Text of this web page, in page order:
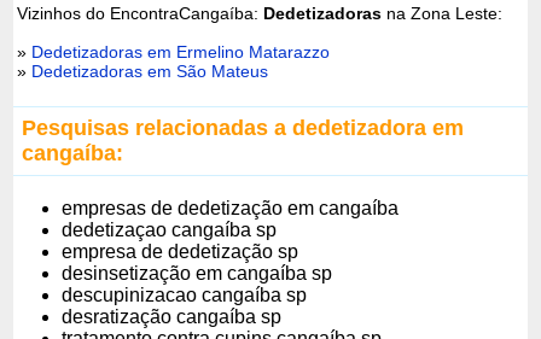
Vizinhos do EncontraCangaíba: Dedetizadoras na Zona Leste:
» Dedetizadoras em Ermelino Matarazzo
» Dedetizadoras em São Mateus
Pesquisas relacionadas a dedetizadora em
cangaíba:
empresas de dedetização em cangaíba
dedetizaçao cangaíba sp
empresa de dedetização sp
desinsetização em cangaíba sp
descupinizacao cangaíba sp
desratização cangaíba sp